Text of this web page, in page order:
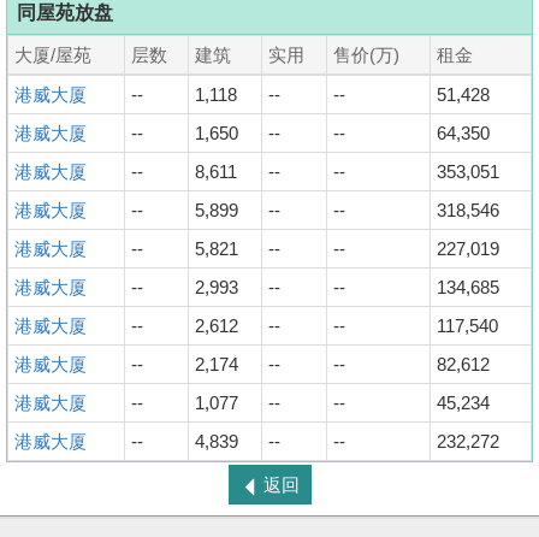
同屋苑放盘
大厦/屋苑 层数 建筑 实用 售价(万)
租金
港威大厦
-- 1,118 -- --
51,428
港威大厦
-- 1,650 -- --
64,350
港威大厦
-- 8,611 -- --
353,051
港威大厦
-- 5,899 -- --
318,546
港威大厦
-- 5,821 -- --
227,019
港威大厦
-- 2,993 -- --
134,685
港威大厦
-- 2,612 -- --
117,540
港威大厦
-- 2,174 -- --
82,612
港威大厦
-- 1,077 -- --
45,234
港威大厦
-- 4,839 -- -- 232,272
返回